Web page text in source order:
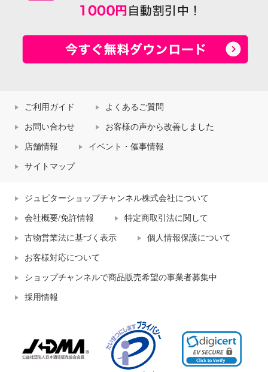
ご利用ガイド よくあるご質問
お問い合わせ お客様の声から改善しました
店舗情報 イベント・催事情報
サイトマップ
ジュピターショップチャンネル株式会社について
会社概要/免許情報 特定商取引法に関して
古物営業法に基づく表示 個人情報保護について
お客様対応について
ショップチャンネルで商品販売希望の事業者募集中
採用情報